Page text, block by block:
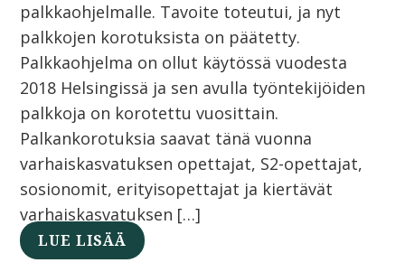
palkkaohjelmalle. Tavoite toteutui, ja nyt
palkkojen korotuksista on päätetty.
Palkkaohjelma on ollut käytössä vuodesta
2018 Helsingissä ja sen avulla työntekijöiden
palkkoja on korotettu vuosittain.
Palkankorotuksia saavat tänä vuonna
varhaiskasvatuksen opettajat, S2-opettajat,
sosionomit, erityisopettajat ja kiertävät
varhaiskasvatuksen […]
LUE LISÄÄ